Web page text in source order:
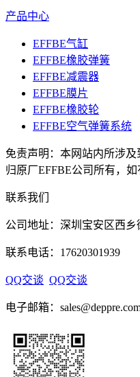
产品中心
EFFBE气缸
EFFBE橡胶弹簧
EFFBE减震器
EFFBE膜片
EFFBE橡胶轮
EFFBE空气弹簧系统
免责声明：本网站内所涉
归原厂EFFBE公司所有，如
联系我们
公司地址：深圳宝安区西
联系电话：17620301939
QQ交谈 QQ交谈
电子邮箱：